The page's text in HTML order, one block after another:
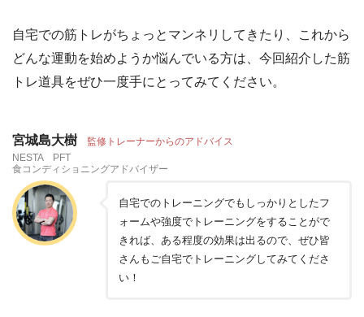
自宅での筋トレがちょっとマンネリしてきたり、これから
どんな運動を始めようか悩んでいる方は、今回紹介した筋
トレ道具をぜひ一度手にとってみてください。
宮城島大樹 監修トレーナーからのアドバイス
NESTA PFT
食コンディショニングアドバイザー
自宅でのトレーニングでもしっかりとしたフ
ォームや強度でトレーニングをすることがで
きれば、ある程度の効果は出るので、ぜひ皆
さんもご自宅でトレーニングしてみてくださ
い！